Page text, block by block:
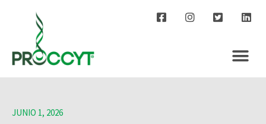
JUNIO 1, 2026